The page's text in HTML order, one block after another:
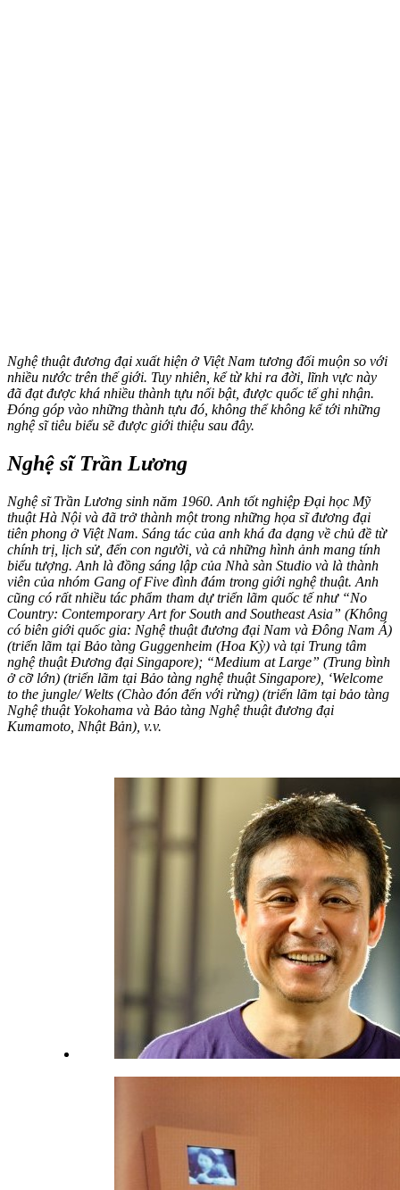
Nghệ thuật đương đại xuất hiện ở Việt Nam tương đối muộn so với
nhiều nước trên thế giới. Tuy nhiên, kể từ khi ra đời, lĩnh vực này
đã đạt được khá nhiều thành tựu nổi bật, được quốc tế ghi nhận.
Đóng góp vào những thành tựu đó, không thể không kể tới những
nghệ sĩ tiêu biểu sẽ được giới thiệu sau đây.
Nghệ sĩ Trần Lương
Nghệ sĩ Trần Lương sinh năm 1960. Anh tốt nghiệp Đại học Mỹ
thuật Hà Nội và đã trở thành một trong những họa sĩ đương đại
tiên phong ở Việt Nam. Sáng tác của anh khá đa dạng về chủ đề từ
chính trị, lịch sử, đến con người, và cả những hình ảnh mang tính
biểu tượng. Anh là đồng sáng lập của Nhà sàn Studio và là thành
viên của nhóm Gang of Five đình đám trong giới nghệ thuật. Anh
cũng có rất nhiều tác phẩm tham dự triển lãm quốc tế như “No
Country: Contemporary Art for South and Southeast Asia” (Không
có biên giới quốc gia: Nghệ thuật đương đại Nam và Đông Nam Á)
(triển lãm tại Bảo tàng Guggenheim (Hoa Kỳ) và tại Trung tâm
nghệ thuật Đương đại Singapore); “Medium at Large” (Trung bình
ở cỡ lớn) (triển lãm tại Bảo tàng nghệ thuật Singapore), ‘Welcome
to the jungle/ Welts (Chào đón đến với rừng) (triển lãm tại bảo tàng
Nghệ thuật Yokohama và Bảo tàng Nghệ thuật đương đại
Kumamoto, Nhật Bản), v.v.